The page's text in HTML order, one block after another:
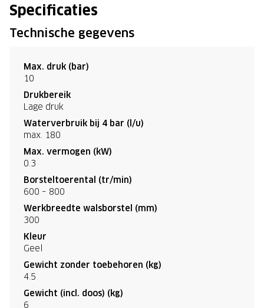
Specificaties
Technische gegevens
Max. druk (bar)
10
Drukbereik
Lage druk
Waterverbruik bij 4 bar (l/u)
max. 180
Max. vermogen (kW)
0.3
Borsteltoerental (tr/min)
600 – 800
Werkbreedte walsborstel (mm)
300
Kleur
Geel
Gewicht zonder toebehoren (kg)
4.5
Gewicht (incl. doos) (kg)
6